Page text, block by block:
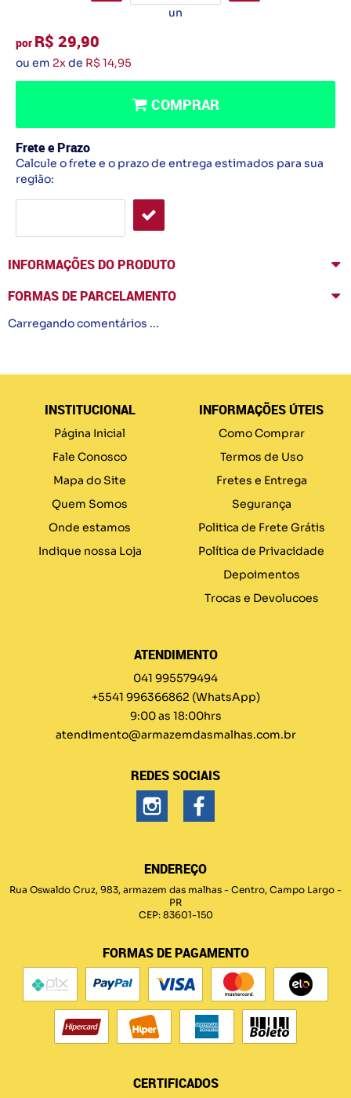
un
por R$ 29,90
ou em 2xde R$ 14,95
COMPRAR
Frete e Prazo
Calcule o frete e o prazo de entrega estimados para sua
região:
INFORMAÇÕES DO PRODUTO
FORMAS DE PARCELAMENTO
Carregando comentários ...
INSTITUCIONAL
Página Inicial
Fale Conosco
Mapa do Site
Quem Somos
Onde estamos
Indique nossa Loja
INFORMAÇÕES ÚTEIS
Como Comprar
Termos de Uso
Fretes e Entrega
Segurança
Politica de Frete Grátis
Política de Privacidade
Depoimentos
Trocas e Devolucoes
ATENDIMENTO
041 995579494
+5541 996366862 (WhatsApp)
9:00 as 18:00hrs
atendimento@armazemdasmalhas.com.br
REDES SOCIAIS
ENDEREÇO
Rua Oswaldo Cruz, 983, armazem das malhas - Centro, Campo Largo -
PR
CEP: 83601-150
FORMAS DE PAGAMENTO
CERTIFICADOS